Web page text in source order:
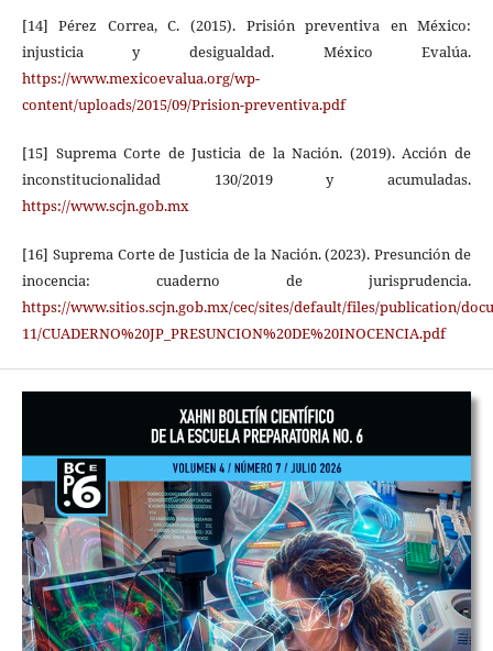
[14] Pérez Correa, C. (2015). Prisión preventiva en México:
injusticia y desigualdad. México Evalúa.
https://www.mexicoevalua.org/wp-
content/uploads/2015/09/Prision-preventiva.pdf
[15] Suprema Corte de Justicia de la Nación. (2019). Acción de
inconstitucionalidad 130/2019 y acumuladas.
https://www.scjn.gob.mx
[16] Suprema Corte de Justicia de la Nación. (2023). Presunción de
inocencia: cuaderno de jurisprudencia.
https://www.sitios.scjn.gob.mx/cec/sites/default/files/publication/
11/CUADERNO%20JP_PRESUNCION%20DE%20INOCENCIA.pdf